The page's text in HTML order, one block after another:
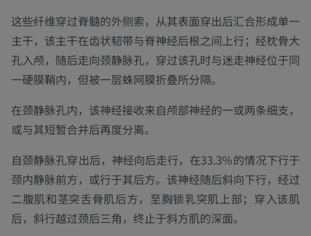
这些纤维穿过脊髓的外侧索，从其表面穿出后汇合形成单一
主干，该主干在齿状韧带与脊神经后根之间上行；经枕骨大
孔入颅，随后走向颈静脉孔，穿过该孔时与迷走神经位于同
一硬膜鞘内，但被一层蛛网膜折叠所分隔。
在颈静脉孔内，该神经接收来自颅部神经的一或两条细支，
或与其短暂合并后再度分离。
自颈静脉孔穿出后，神经向后走行，在33.3%的情况下行于
颈内静脉前方，或行于其后方。该神经随后斜向下行，经过
二腹肌和茎突舌骨肌后方，至胸锁乳突肌上部；穿入该肌
后，斜行越过颈后三角，终止于斜方肌的深面。